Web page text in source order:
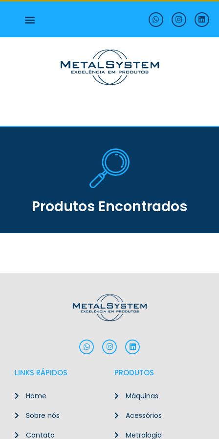
Produtos Encontrados
LINKS RÁPIDOS
Home
Sobre nós
Contato
PRODUTOS
Máquinas
Acessórios
Metrologia